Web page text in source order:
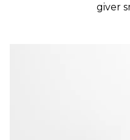
giver